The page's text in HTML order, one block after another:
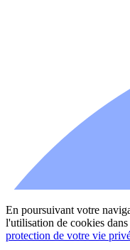
En poursuivant votre
l'utilisation de cookies dans
protection de votre vie